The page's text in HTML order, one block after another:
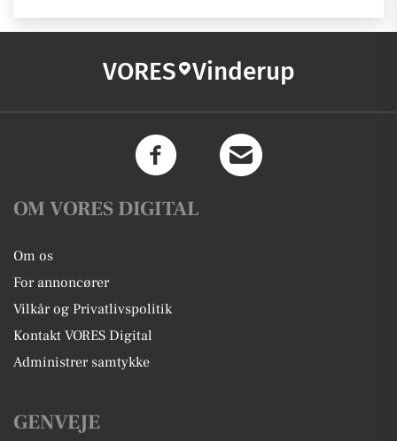
VORES Vinderup
OM VORES DIGITAL
Om os
For annoncører
Vilkår og Privatlivspolitik
Kontakt VORES Digital
Administrer samtykke
GENVEJE